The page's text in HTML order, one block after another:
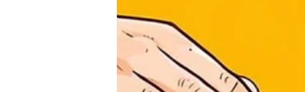
OVAN
Ovnovi ulaze u period u kojem
donose situaciju u kojoj ćete